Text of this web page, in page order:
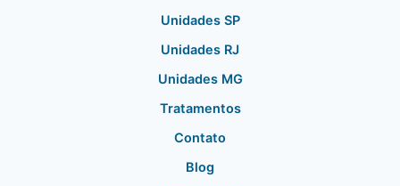
Unidades SP
Unidades RJ
Unidades MG
Tratamentos
Contato
Blog